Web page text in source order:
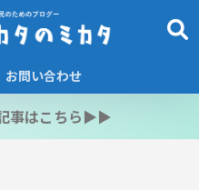
お問い合わせ
事はこちら▶︎▶︎